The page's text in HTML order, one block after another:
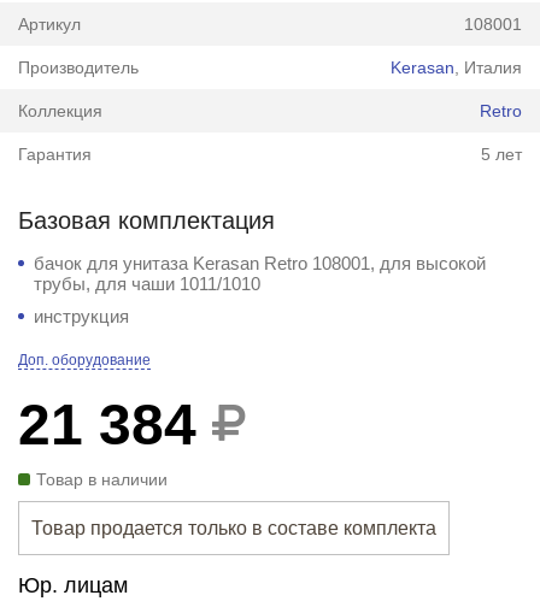
Артикул 108001
Производитель Kerasan , Италия
Коллекция Retro
Гарантия 5 лет
Базовая комплектация
бачок для унитаза Kerasan Retro 108001, для высокой
трубы, для чаши 1011/1010
инструкция
Доп. оборудование
21 384
Товар в наличии
Товар продается только в составе комплекта
Юр. лицам